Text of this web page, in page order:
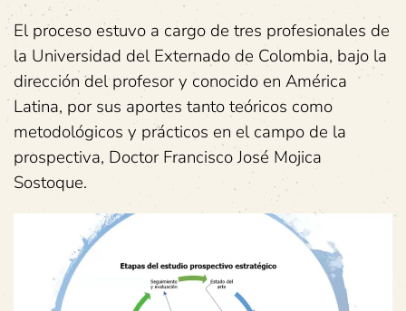
El proceso estuvo a cargo de tres profesionales de
la Universidad del Externado de Colombia, bajo la
dirección del profesor y conocido en América
Latina, por sus aportes tanto teóricos como
metodológicos y prácticos en el campo de la
prospectiva, Doctor Francisco José Mojica
Sostoque.